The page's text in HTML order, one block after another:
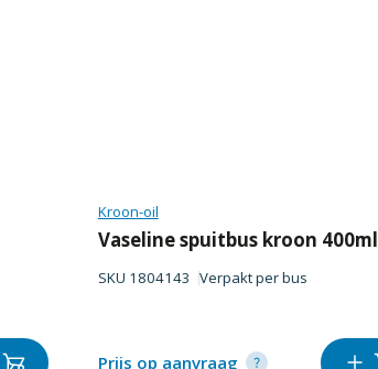
Kroon-oil
Vaseline spuitbus kroon 400ml
SKU 1804143 Verpakt perbus
Prijs op aanvraag